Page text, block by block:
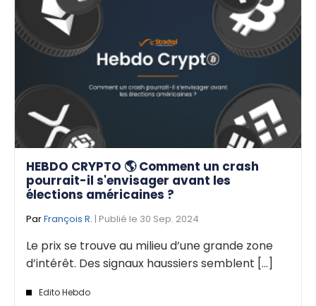
HEBDO CRYPTO 🌎 Comment un crash
pourrait-il s'envisager avant les
élections américaines ?
ParFrançois R. | Publié le 30 Sep. 2024
Le prix se trouve au milieu d’une grande zone
d’intérêt. Des signaux haussiers semblent [...]
Edito Hebdo